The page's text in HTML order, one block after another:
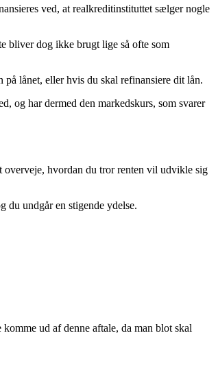
ved, at realkreditinstituttet sælger nogle
bliver dog ikke brugt lige så ofte som
lånet, eller hvis du skal refinansiere dit lån.
og har dermed den markedskurs, som svarer
overveje, hvordan du tror renten vil udvikle sig
du undgår en stigende ydelse.
ud af denne aftale, da man blot skal